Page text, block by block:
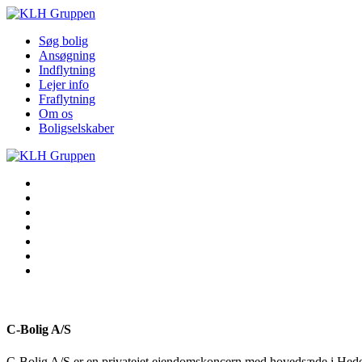
Søg bolig
Ansøgning
Indflytning
Lejer info
Fraflytning
Om os
Boligselskaber
C-Bolig A/S